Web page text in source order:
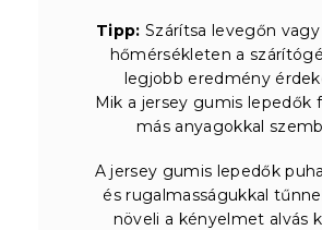
Tipp: Szárítsa levegőn
hőmérsékleten a
legjobb eredmény
Mik a jersey gumis lepedők
más anyagokkal
A jersey gumis lepedők
és rugalmasságukkal
növeli a kényelmet alvás